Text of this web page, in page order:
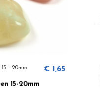
- 20mm
15-20mm
€ 1,65